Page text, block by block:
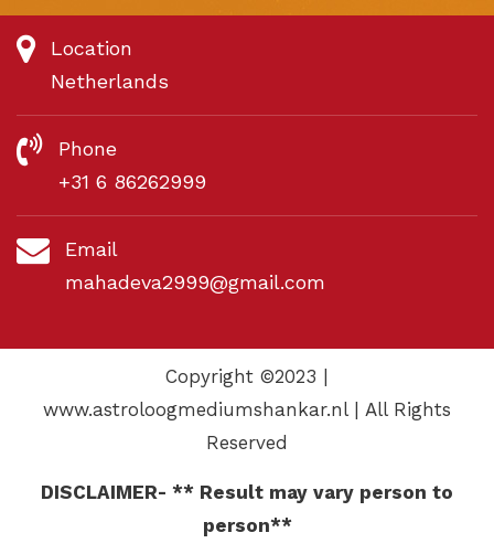
Location
Netherlands
Phone
+31 6 86262999
Email
mahadeva2999@gmail.com
Copyright ©2023 |
www.astroloogmediumshankar.nl | All Rights
Reserved
DISCLAIMER- ** Result may vary person to
person**